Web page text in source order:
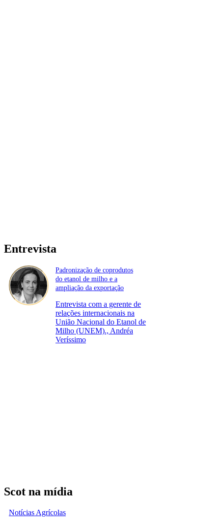
Entrevista
Padronização de coprodutos
do etanol de milho e a
ampliação da exportação
Entrevista com a gerente de
relações internacionais na
União Nacional do Etanol de
Milho (UNEM)., Andréa
Veríssimo
Scot na mídia
Notícias Agrícolas